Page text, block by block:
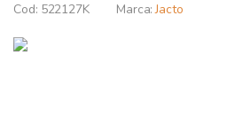
522127K Jacto